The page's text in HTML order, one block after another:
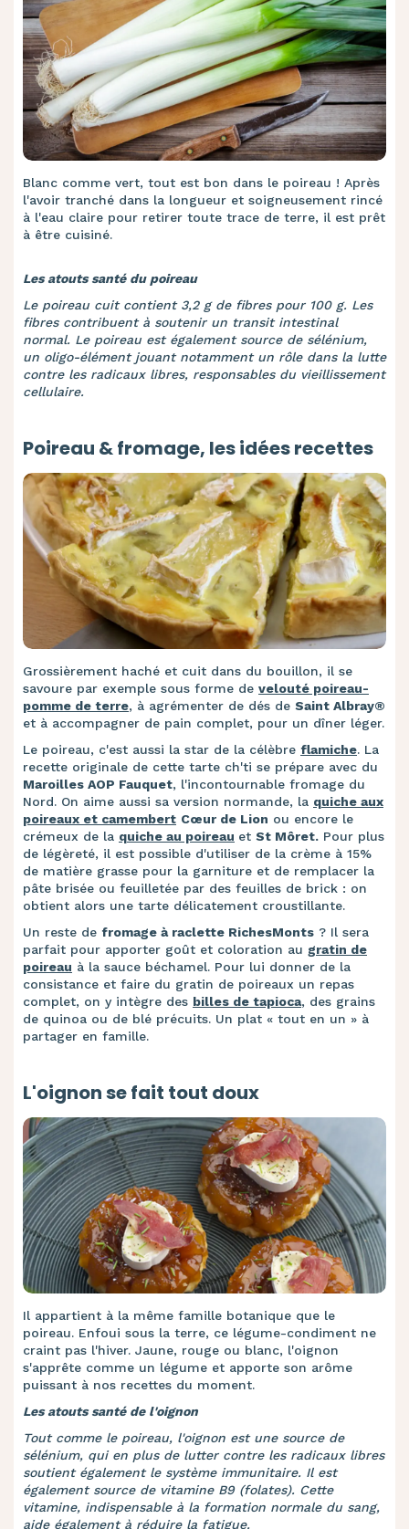
Blanc comme vert, tout est bon dans le poireau ! Après
l'avoir tranché dans la longueur et soigneusement rincé
à l'eau claire pour retirer toute trace de terre, il est prêt
à être cuisiné.
Les atouts santé du poireau
Le poireau cuit contient 3,2 g de fibres pour 100 g. Les
fibres contribuent à soutenir un transit intestinal
normal. Le poireau est également source de sélénium,
un oligo-élément jouant notamment un rôle dans la lutte
contre les radicaux libres, responsables du vieillissement
cellulaire.
Poireau & fromage, les idées recettes
Grossièrement haché et cuit dans du bouillon, il se
savoure par exemple sous forme de velouté poireau-
pomme de terre, à agrémenter de dés de Saint Albray®
et à accompagner de pain complet, pour un dîner léger.
Le poireau, c'est aussi la star de la célèbre flamiche. La
recette originale de cette tarte ch'ti se prépare avec du
Maroilles AOP Fauquet, l'incontournable fromage du
Nord. On aime aussi sa version normande, la quiche aux
poireaux et camembert Cœur de Lion ou encore le
crémeux de la quiche au poireau et St Môret. Pour plus
de légèreté, il est possible d'utiliser de la crème à 15%
de matière grasse pour la garniture et de remplacer la
pâte brisée ou feuilletée par des feuilles de brick : on
obtient alors une tarte délicatement croustillante.
Un reste de fromage à raclette RichesMonts ? Il sera
parfait pour apporter goût et coloration au gratin de
poireau à la sauce béchamel. Pour lui donner de la
consistance et faire du gratin de poireaux un repas
complet, on y intègre des billes de tapioca, des grains
de quinoa ou de blé précuits. Un plat « tout en un » à
partager en famille.
L'oignon se fait tout doux
Il appartient à la même famille botanique que le
poireau. Enfoui sous la terre, ce légume-condiment ne
craint pas l'hiver. Jaune, rouge ou blanc, l'oignon
s'apprête comme un légume et apporte son arôme
puissant à nos recettes du moment.
Les atouts santé de l'oignon
Tout comme le poireau, l'oignon est une source de
sélénium, qui en plus de lutter contre les radicaux libres
soutient également le système immunitaire. Il est
également source de vitamine B9 (folates). Cette
vitamine, indispensable à la formation normale du sang,
aide également à réduire la fatigue.